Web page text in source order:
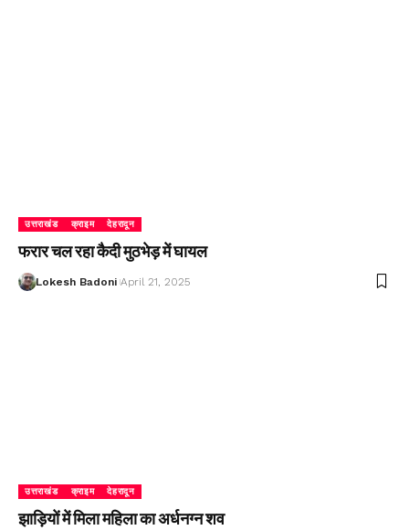
उत्तराखंड क्राइम देहरादून
फरार चल रहा कैदी मुठभेड़ में घायल
Lokesh Badoni April 21, 2025
उत्तराखंड क्राइम देहरादून
झाड़ियों में मिला महिला का अर्धनग्न शव